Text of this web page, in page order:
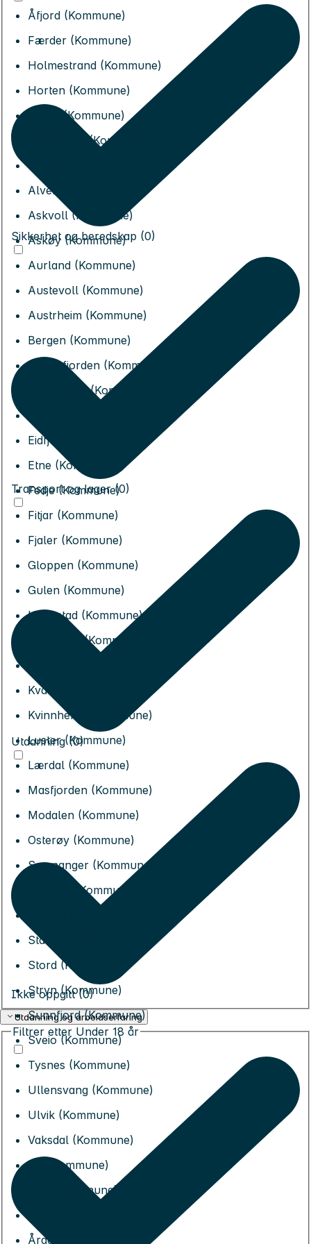
Åfjord (Kommune)
Færder (Kommune)
Holmestrand (Kommune)
Horten (Kommune)
Larvik (Kommune)
Sandefjord (Kommune)
Tønsberg (Kommune)
Alver (Kommune)
Askvoll (Kommune)
Askøy (Kommune)
Aurland (Kommune)
Austevoll (Kommune)
Austrheim (Kommune)
Bergen (Kommune)
Bjørnafjorden (Kommune)
Bremanger (Kommune)
Eidfjord (Kommune)
Etne (Kommune)
Fedje (Kommune)
Fitjar (Kommune)
Fjaler (Kommune)
Gloppen (Kommune)
Gulen (Kommune)
Hyllestad (Kommune)
Høyanger (Kommune)
Kvam (Kommune)
Kvinnherad (Kommune)
Luster (Kommune)
Lærdal (Kommune)
Masfjorden (Kommune)
Modalen (Kommune)
Osterøy (Kommune)
Samnanger (Kommune)
Sogndal (Kommune)
Stad (Kommune)
Stord (Kommune)
Stryn (Kommune)
Sunnfjord (Kommune)
Sveio (Kommune)
Tysnes (Kommune)
Ullensvang (Kommune)
Ulvik (Kommune)
Vaksdal (Kommune)
Vik (Kommune)
Voss (Kommune)
Årdal (Kommune)
Sikkerhet og beredskap (0)
Transport og lager (0)
Utdanning (0)
Ikke oppgitt (0)
Utdanning og arbeidserfaring
Filtrer etter Under 18 år